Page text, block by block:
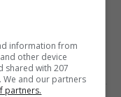
information from
other device
shared with 207
We and our partners
partners.